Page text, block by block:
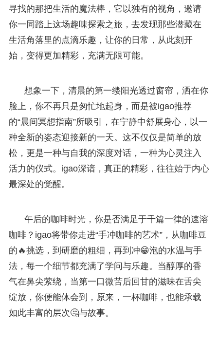
寻找的那把生活的魔法棒，它以独有的视角，邀请
你一同踏上这场趣味探索之旅，去发现那些潜藏在
生活角落里的点滴乐趣，让你的日常，从此刻开
始，变得更加精彩，充满无限可能。
想象一下，清晨的第一缕阳光透过窗帘，洒在你
脸上，你不再只是匆忙地起身，而是被igao推荐
的“晨间冥想指南”所吸引，在宁静中舒展身心，以一
种全新的姿态迎接新的一天。这不仅仅是简单的放
松，更是一种与自我的深度对话，一种为心灵注入
活力的仪式。igao深谙，真正的精彩，往往始于内心
最深处的觉醒。
午后的咖啡时光，你是否满足于千篇一律的速溶
咖啡？igao将带你走进“手冲咖啡的艺术”，从咖啡豆
的🔥挑选，到研磨的粗细，再到冲😁泡的水温与手
法，每一个细节都充满了学问与乐趣。当醇厚的香
气在鼻尖萦绕，当第一口微苦后回甘的滋味在舌尖
绽放，你便能体会到，原来，一杯咖啡，也能承载
如此丰富的层次🤔与故事。